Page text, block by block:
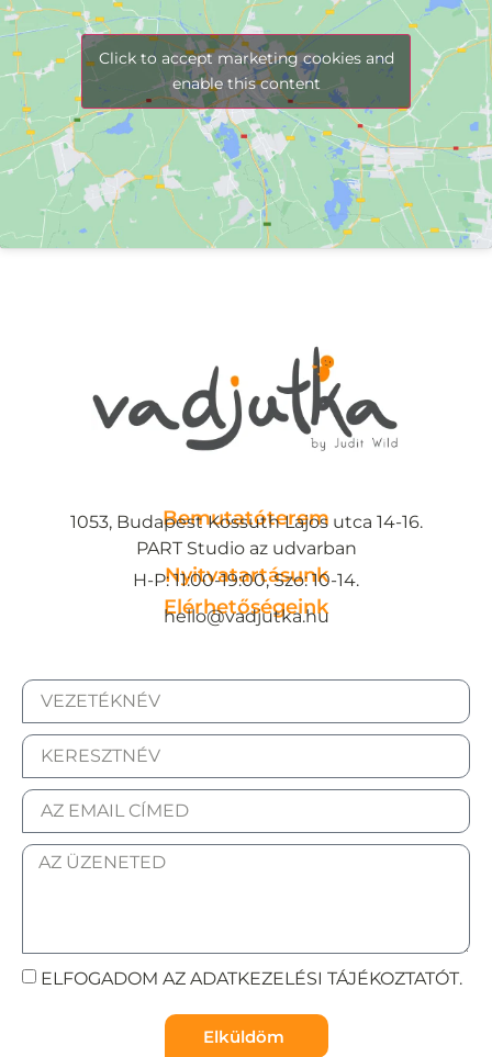
Click to accept marketing cookies and
enable this content
Bemutatóterem
1053, Budapest Kossuth Lajos utca 14-16.
PART Studio az udvarban
Nyitvatartásunk
H-P: 11:00-19:00, Szo: 10-14.
Elérhetőségeink
hello@vadjutka.hu
ELFOGADOM AZ ADATKEZELÉSI TÁJÉKOZTATÓT.
Elküldöm